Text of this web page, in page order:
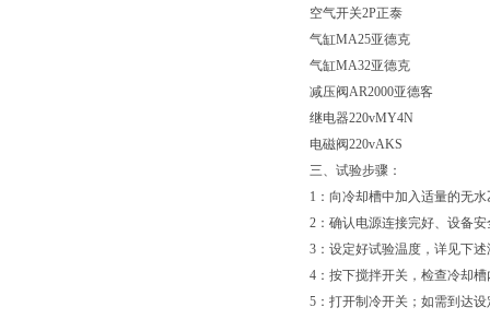
空气开关2P正泰
气缸MA25亚德克
气缸MA32亚德克
减压阀AR2000亚德客
继电器220vMY4N
电磁阀220vAKS
三、试验步骤：
1 ：向冷却槽中加入适量的无
2 ：确认电源连接完好、设备
3 ：设定好试验温度，详见下
4 ：按下搅拌开关，检查冷却
5 ：打开制冷开关；如需到达